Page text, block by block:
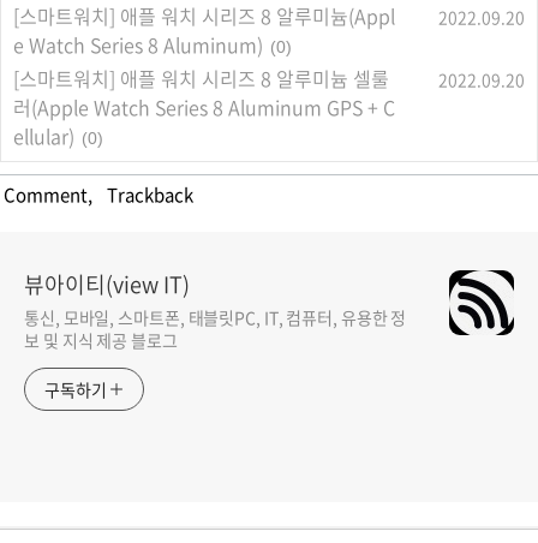
[스마트워치] 애플 워치 시리즈 8 알루미늄(Appl
e Watch Series 8 Aluminum) (0)
2022.09.20
[스마트워치] 애플 워치 시리즈 8 알루미늄 셀룰
러(Apple Watch Series 8 Aluminum GPS + C
ellular) (0)
2022.09.20
Comment, Trackback
뷰아이티(view IT)
통신, 모바일, 스마트폰, 태블릿PC, IT, 컴퓨터, 유용한 정
보 및 지식 제공 블로그
구독하기